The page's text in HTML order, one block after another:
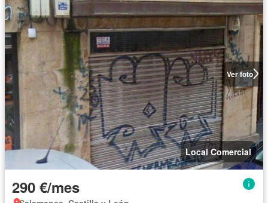
Ver foto
Local Comercial
290 €/mes